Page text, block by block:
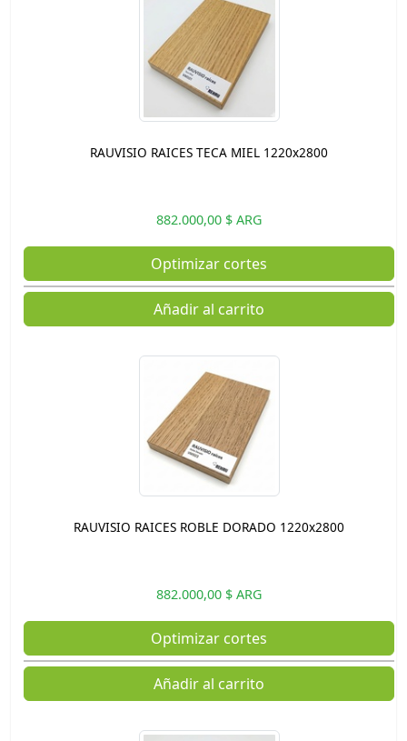
RAUVISIO RAICES TECA MIEL 1220x2800
882.000,00 $ ARG
Optimizar cortes
Añadir al carrito
RAUVISIO RAICES ROBLE DORADO 1220x2800
882.000,00 $ ARG
Optimizar cortes
Añadir al carrito